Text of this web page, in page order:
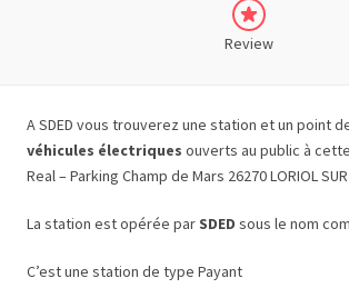
Review
A SDED vous trouverez une station et un point
véhicules électriques ouverts au public à
Real – Parking Champ de Mars 26270 LORIOL SUR
La station est opérée par SDED sous le nom
C’est une station de type Payant